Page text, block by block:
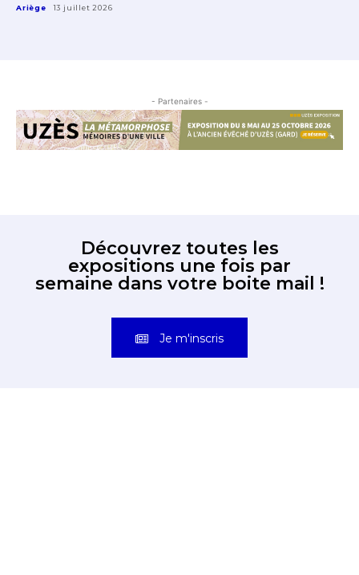
Ariège 13 juillet 2026
- Partenaires -
Découvrez toutes les
expositions une fois par
semaine dans votre boite mail !
Je m'inscris